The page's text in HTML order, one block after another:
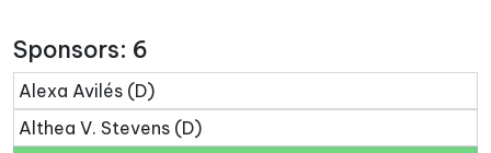
Sponsors: 6
Alexa Avilés (D)
Althea V. Stevens (D)